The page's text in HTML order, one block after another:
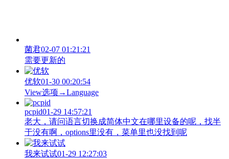
菌君02-07 01:21:21
需要更新的
优软01-30 00:20:54
View‌选项→Language
pcpid01-29 14:57:21
老大，请问语言切换成简体中文在哪里设备的呢，找半
于没有啊，options里没有，菜单里也没找到呢
我来试试01-29 12:27:03